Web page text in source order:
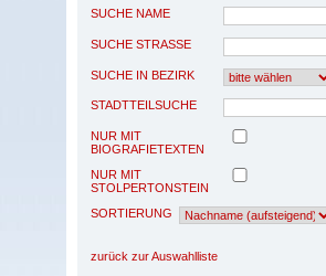
SUCHE NAME
SUCHE STRASSE
SUCHE IN BEZIRK
STADTTEILSUCHE
NUR MIT
BIOGRAFIETEXTEN
NUR MIT
STOLPERTONSTEIN
SORTIERUNG
zurück zur Auswahlliste